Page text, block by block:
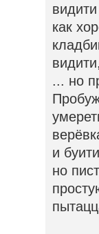
как
... но
и
но